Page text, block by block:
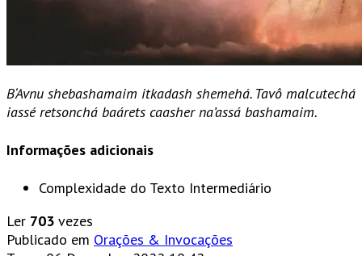
B‘Avnu shebashamaim itkadash shemehá. Tavô malcutechá
iassé retsonchá baárets caasher na’assá bashamaim.
Informações adicionais
Complexidade do Texto Intermediário
Ler 703 vezes
Publicado em Orações & Invocações